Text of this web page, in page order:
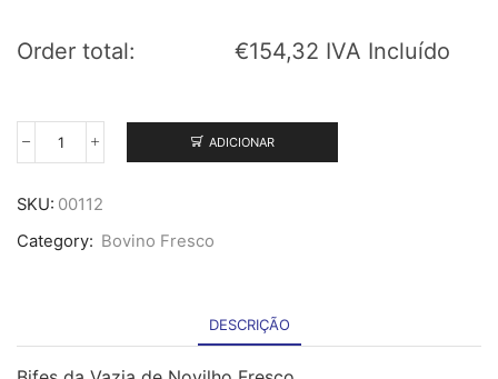
Order total: €154,32 IVA Incluído
Quantidade
Vazia
Bovino
ADICIONAR
SKU: 00112
Category: Bovino Fresco
DESCRIÇÃO